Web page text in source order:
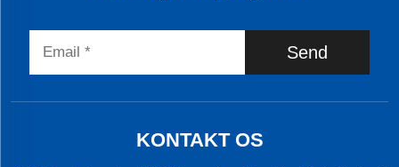
Send
KONTAKT OS